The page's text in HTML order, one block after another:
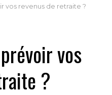
vos revenus de retraite ?
vos
?